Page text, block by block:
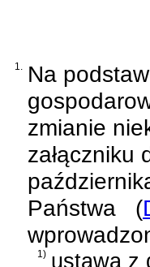
1. Na
zmianie
Państwa
(
1) ustawą z